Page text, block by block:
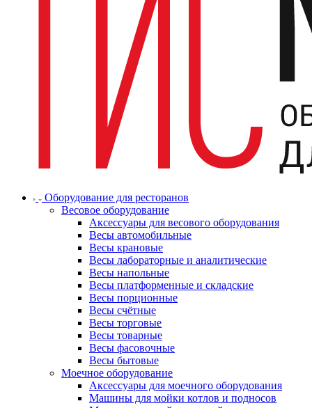
Оборудование для ресторанов
Весовое оборудование
Аксессуары для весового оборудования
Весы автомобильные
Весы крановые
Весы лабораторные и аналитические
Весы напольные
Весы платформенные и складские
Весы порционные
Весы счётные
Весы торговые
Весы товарные
Весы фасовочные
Весы бытовые
Моечное оборудование
Аксессуары для моечного оборудования
Машины для мойки котлов и подносов